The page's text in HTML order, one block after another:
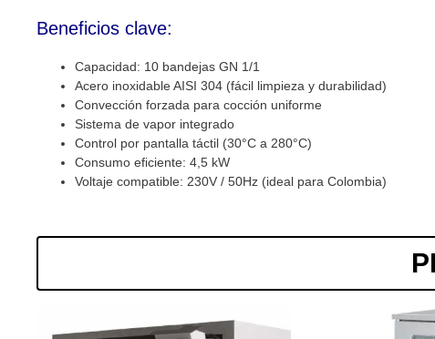
Beneficios clave:
Capacidad: 10 bandejas GN 1/1
Acero inoxidable AISI 304 (fácil limpieza y durabilidad)
Convección forzada para cocción uniforme
Sistema de vapor integrado
Control por pantalla táctil (30°C a 280°C)
Consumo eficiente: 4,5 kW
Voltaje compatible: 230V / 50Hz (ideal para Colombia)